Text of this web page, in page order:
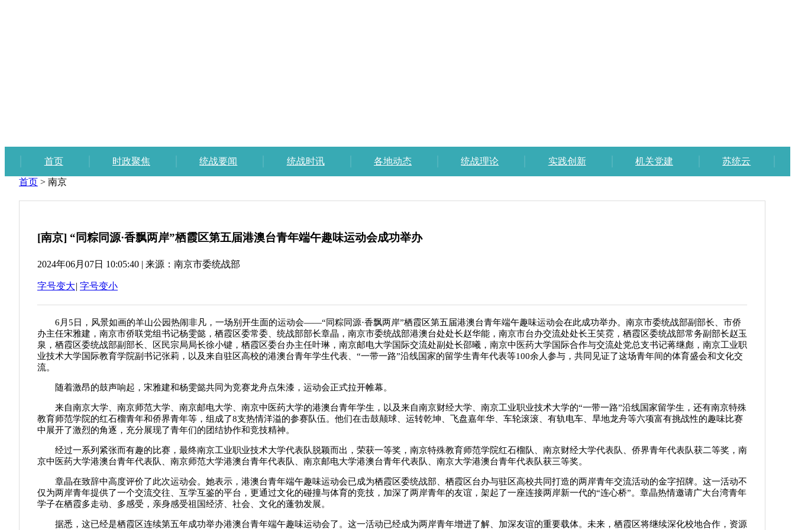
首页 时政聚焦 统战要闻 统战时讯 各地动态 统战理论 实践创新 机关党建 苏统云
首页 > 南京
[南京] “同粽同源·香飘两岸”栖霞区第五届港澳台青年端午趣味运动会成功举办
2024年06月07日 10:05:40 | 来源：南京市委统战部
字号变大| 字号变小
6月5日，风景如画的羊山公园热闹非凡，一场别开生面的运动会——“同粽同源·香飘两岸”栖霞区第五届港澳台青年端午趣味运动会在此成功举办。南京市委统战部副部长、市侨
办主任宋雅建，南京市侨联党组书记杨雯懿 ，栖霞区委常委、统战部部长章晶，南京市委统战部港澳台处处长赵华能，南京市台办交流处处长王笑霓， 栖霞区委统战部常务副部长赵玉
泉，栖霞区委统战部副部长、区民宗局局长徐小键， 栖霞区委台办主任叶琳，南京邮电大学国际交流处副处长邵曦，南京中医药大学国际合作与交流处党总支书记蒋继彪，南京工业职
业技术大学国际教育学院副书记张莉，以及来自驻区高校的港澳台青年学生代表、“一带一路”沿线国家的留学生青年代表等100余人参与，共同见证了这场青年间的体育盛会和文化交
流。
随着激昂的鼓声响起，宋雅建和杨雯懿共同为竞赛龙舟点朱漆，运动会正式拉开帷幕。
来自南京大学、南京师范大学、南京邮电大学、南京中医药大学的港澳台青年学生，以及来自南京财经大学、南京工业职业技术大学的“一带一路”沿线国家留学生，还有南京特殊
教育师范学院的红石榴青年和侨界青年等，组成了8支热情洋溢的参赛队伍。他们在击鼓颠球、运转乾坤、飞盘嘉年华、车轮滚滚、有轨电车、旱地龙舟等六项富有挑战性的趣味比赛
中展开了激烈的角逐，充分展现了青年们的团结协作和竞技精神。
经过一系列紧张而有趣的比赛，最终南京工业职业技术大学代表队脱颖而出，荣获一等奖，南京特殊教育师范学院红石榴队、南京财经大学代表队、侨界青年代表队获二等奖，南
京中医药大学港澳台青年代表队、南京师范大学港澳台青年代表队、南京邮电大学港澳台青年代表队、南京大学港澳台青年代表队获三等奖。
章晶在致辞中高度评价了此次运动会。她表示，港澳台青年端午趣味运动会已成为栖霞区委统战部、栖霞区台办与驻区高校共同打造的两岸青年交流活动的金字招牌。这一活动不
仅为两岸青年提供了一个交流交往、互学互鉴的平台，更通过文化的碰撞与体育的竞技，加深了两岸青年的友谊，架起了一座连接两岸新一代的“连心桥”。章晶热情邀请广大台湾青年
学子在栖霞多走动、多感受，亲身感受祖国经济、社会、文化的蓬勃发展。
据悉，这已经是栖霞区连续第五年成功举办港澳台青年端午趣味运动会了。这一活动已经成为两岸青年增进了解、加深友谊的重要载体。未来，栖霞区将继续深化校地合作，资源